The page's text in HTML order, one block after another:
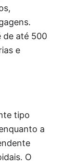
de até 500
e
tipo
a
O